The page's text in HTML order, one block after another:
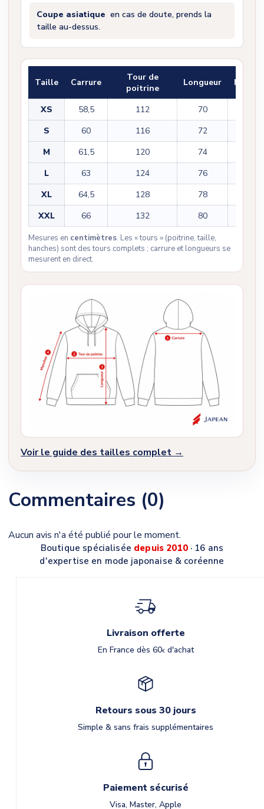
Coupe asiatique en cas de doute, prends la
taille au-dessus.
Taille Carrure
Tour de
poitrine
Longueur
XS 58,5 112 70
S
60 116 72
M
61,5 120 74
L
63 124 76
XL
64,5 128 78
XXL
66 132 80
Mesures en centimètres. Les « tours » (poitrine, taille,
hanches) sont des tours complets ; carrure et longueurs se
mesurent en direct.
Voir le guide des tailles complet →
Commentaires (0)
Aucun avis n'a été publié pour le moment.
Boutique spécialisée depuis 2010· 16 ans
d'expertise en mode japonaise & coréenne
Livraison offerte
En France dès 60€d'achat
Retours sous 30 jours
Simple & sans frais supplémentaires
Paiement sécurisé
Visa, Master, Apple